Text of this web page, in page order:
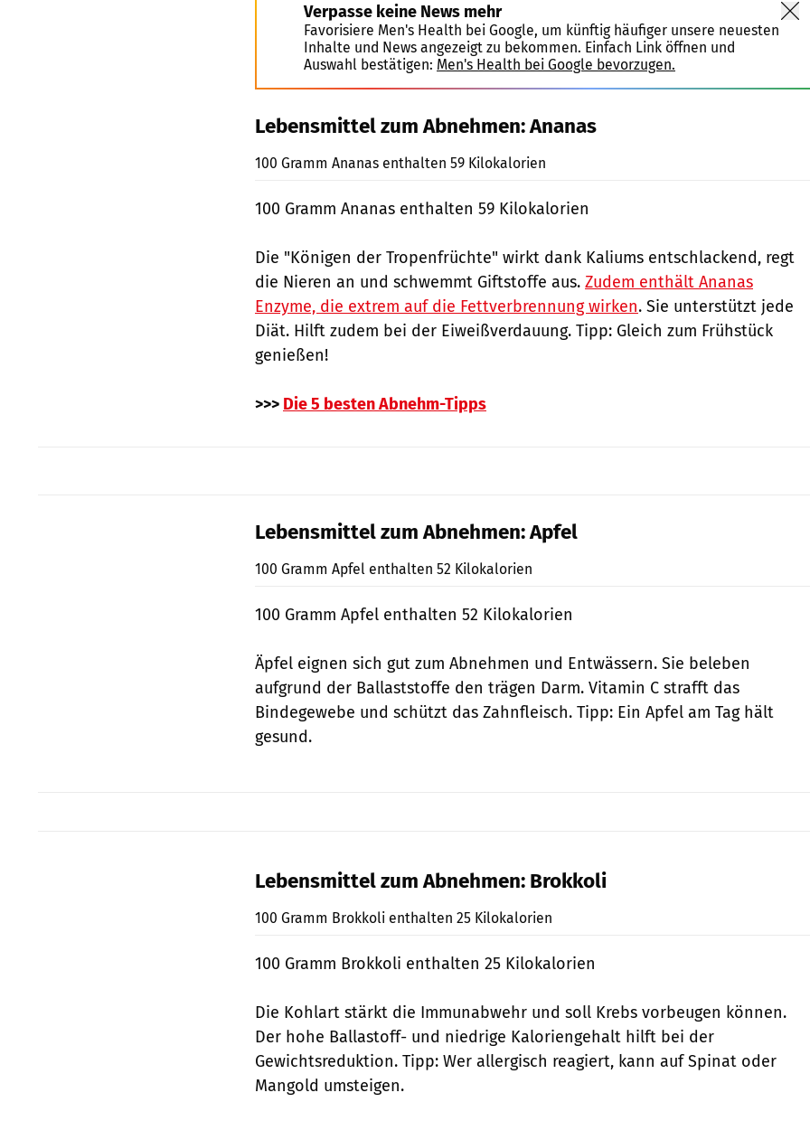
Verpasse keine News mehr
Favorisiere Men's Health bei Google, um künftig häufiger unsere neuesten
Inhalte und News angezeigt zu bekommen. Einfach Link öffnen und
Auswahl bestätigen: Men's Health bei Google bevorzugen.
Lebensmittel zum Abnehmen: Ananas
100 Gramm Ananas enthalten 59 Kilokalorien
100 Gramm Ananas enthalten 59 Kilokalorien
Die "Königen der Tropenfrüchte" wirkt dank Kaliums entschlackend, regt
die Nieren an und schwemmt Giftstoffe aus. Zudem enthält Ananas
Enzyme, die extrem auf die Fettverbrennung wirken. Sie unterstützt jede
Diät. Hilft zudem bei der Eiweißverdauung. Tipp: Gleich zum Frühstück
genießen!
>>> Die 5 besten Abnehm-Tipps
Lebensmittel zum Abnehmen: Apfel
100 Gramm Apfel enthalten 52 Kilokalorien
100 Gramm Apfel enthalten 52 Kilokalorien
Äpfel eignen sich gut zum Abnehmen und Entwässern. Sie beleben
aufgrund der Ballaststoffe den trägen Darm. Vitamin C strafft das
Bindegewebe und schützt das Zahnfleisch. Tipp: Ein Apfel am Tag hält
gesund.
Lebensmittel zum Abnehmen: Brokkoli
100 Gramm Brokkoli enthalten 25 Kilokalorien
100 Gramm Brokkoli enthalten 25 Kilokalorien
Die Kohlart stärkt die Immunabwehr und soll Krebs vorbeugen können.
Der hohe Ballastoff- und niedrige Kaloriengehalt hilft bei der
Gewichtsreduktion. Tipp: Wer allergisch reagiert, kann auf Spinat oder
Mangold umsteigen.